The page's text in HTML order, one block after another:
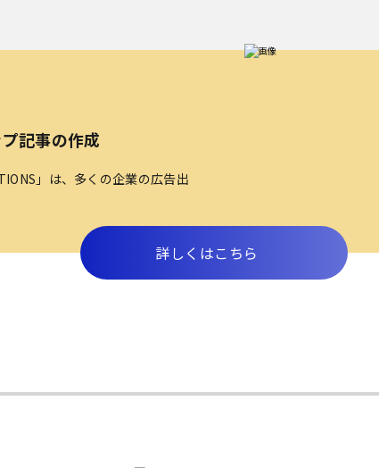
記事の作成
」は、多くの企業の広告出
詳しくはこちら